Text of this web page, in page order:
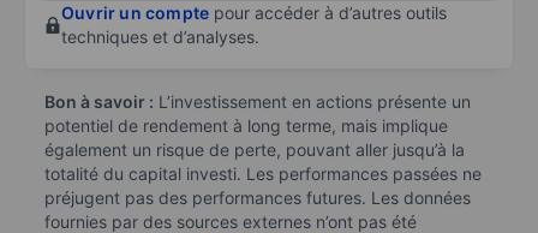
Ouvrir un compte pour accéder à d’autres outils
techniques et d’analyses.
Bon à savoir : L’investissement en actions présente un
potentiel de rendement à long terme, mais implique
également un risque de perte, pouvant aller jusqu’à la
totalité du capital investi. Les performances passées ne
préjugent pas des performances futures. Les données
fournies par des sources externes n’ont pas été